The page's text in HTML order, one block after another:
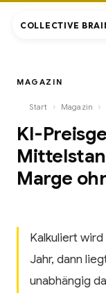
MAGAZIN
Start › Magazin ›
KI-
Marge
Kalkuliert wird im Mittelstand meist einmal im
Jahr, dann
unabhängig
COLLECTIVE